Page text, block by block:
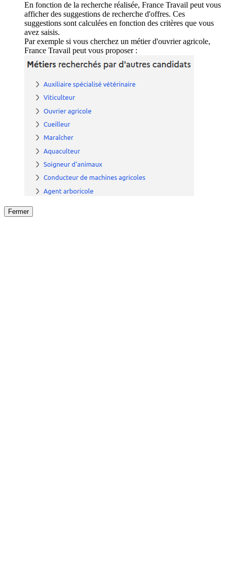
En fonction de la recherche réalisée, France Travail peut vous
afficher des suggestions de recherche d'offres. Ces
suggestions sont calculées en fonction des critères que vous
avez saisis.
Par exemple si vous cherchez un métier d'ouvrier agricole,
France Travail peut vous proposer :
Fermer